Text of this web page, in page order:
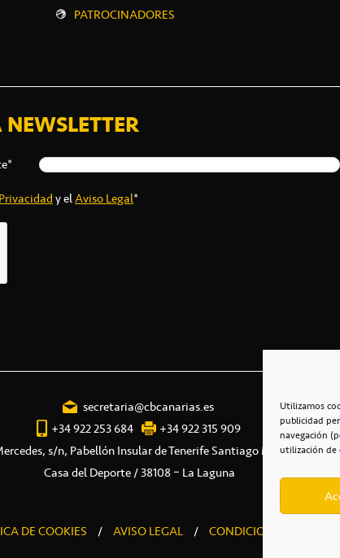
Utilizamos
publicidad
navegación
utilización de
PATROCINADORES
y elAviso Legal*
secretaria@cbcanarias.es
+34 922 253 684
+34 922 315 909
s/n, Pabellón Insular de Tenerife Santiago Martín
Casa del Deporte / 38108 – La Laguna
DE COOKIES / AVISO LEGAL / CONDICIONES